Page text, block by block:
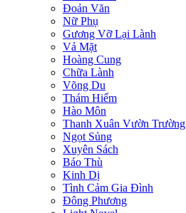
Đoản Văn
Nữ Phụ
Gương Vỡ Lại Lành
Vả Mặt
Hoàng Cung
Chữa Lành
Võng Du
Thám Hiểm
Hào Môn
Thanh Xuân Vườn Trường
Ngọt Sủng
Xuyên Sách
Báo Thù
Kinh Dị
Tình Cảm Gia Đình
Đông Phương